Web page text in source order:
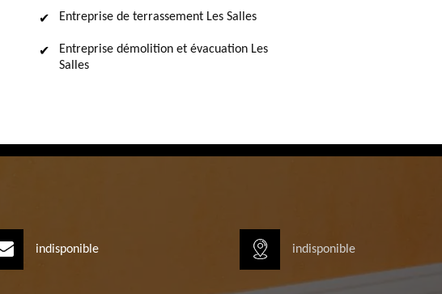
Entreprise de terrassement Les Salles
Entreprise démolition et évacuation Les
Salles
indisponible indisponible